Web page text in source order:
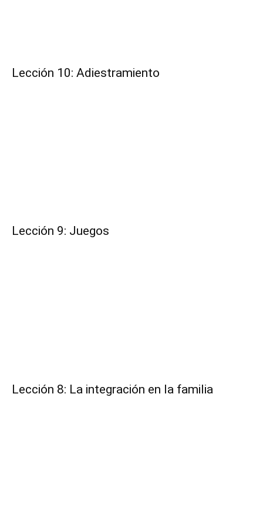
Lección 10: Adiestramiento
Lección 9: Juegos
Lección 8: La integración en la familia